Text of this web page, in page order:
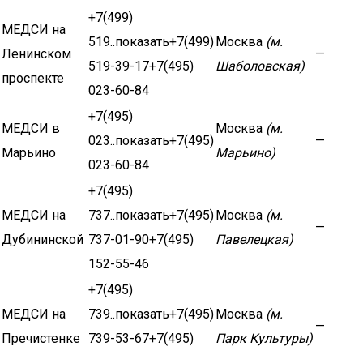
МЕДСИ на
Ленинском
проспекте
+7(499)
519..показать+7(499)
519-39-17+7(495)
023-60-84
Москва (м.
Шаболовская)
—
МЕДСИ в
Марьино
+7(495)
023..показать+7(495)
023-60-84
Москва (м.
Марьино)
—
МЕДСИ на
Дубининской
+7(495)
737..показать+7(495)
737-01-90+7(495)
152-55-46
Москва (м.
Павелецкая)
—
МЕДСИ на
Пречистенке
+7(495)
739..показать+7(495)
739-53-67+7(495)
Москва (м.
Парк Культуры)
—